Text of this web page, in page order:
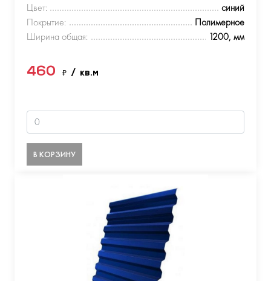
Цвет:
синий
Покрытие:
Полимерное
Ширина общая:
1200, мм
460 ₽ / кв.м
В КОРЗИНУ